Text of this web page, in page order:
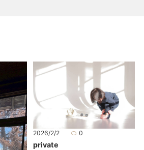
2026/2/2 0
private